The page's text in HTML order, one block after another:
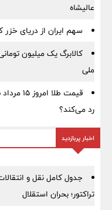
عالیشاه
سهم ایران از دریای خزر کم می‌شود؟ ۵
کالابرگ یک میلیون
ملی
رد می‌کند؟
اخبار پربازدید
جدول کامل نقل و
تراکتور؛ بحران استقلال